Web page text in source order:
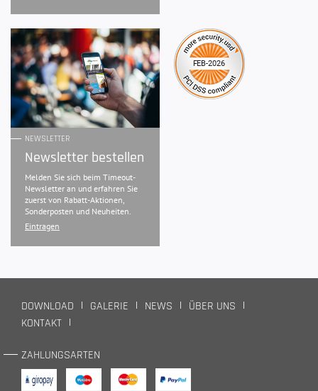
NEWSLETTER
Newsletter bestellen
Melden Sie sich beim Timeout-
Newsletter an und erfahren Sie
zuerst von Rabatt-Aktionen,
Sonderposten und Neuheiten.
Eintragen
DOWNLOAD GALERIE NEWS
ÜBER UNS
KONTAKT
ZAHLUNGSARTEN